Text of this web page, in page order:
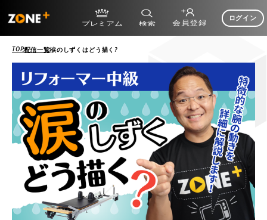
ログイン
TOP配信一覧涙のしずくはどう描く?